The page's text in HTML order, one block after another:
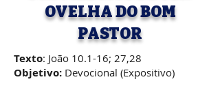
OVELHA DO BOM
PASTOR
Texto: João 10.1-16; 27,28
Objetivo: Devocional (Expositivo)